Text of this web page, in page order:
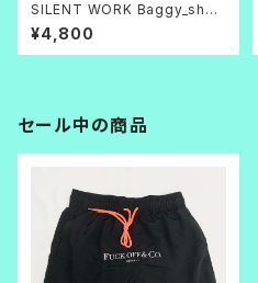
SILENT WORK Baggy_short
s グレー
¥4,800
セール中の商品